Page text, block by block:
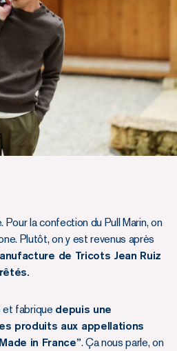
Pour la confection du Pull Marin, on
Plutôt, on y est revenus après
de Tricots Jean Ruiz
et fabrique depuis une
produits aux appellations
in France”. Ça nous parle, on